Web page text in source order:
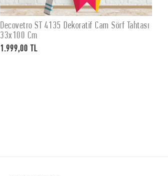
SEPETE EKLE
Decovetro ST 4135 Dekoratif Cam Sörf Tahtası
33x100 Cm
1.999,00 TL